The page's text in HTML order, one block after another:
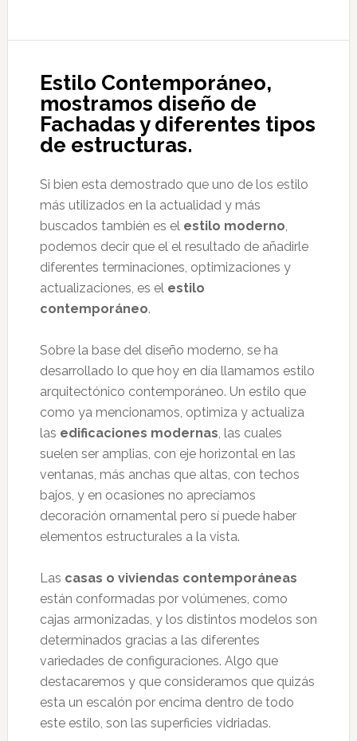
Estilo Contemporáneo,
mostramos diseño de
Fachadas y diferentes tipos
de estructuras.
Si bien esta demostrado que uno de los estilo
más utilizados en la actualidad y más
buscados también es el estilo moderno
podemos decir que el el resultado de añadirle
diferentes terminaciones, optimizaciones y
actualizaciones, es el estilo
contemporáneo.
Sobre la base del diseño moderno, se ha
desarrollado lo que hoy en día llamamos estilo
arquitectónico contemporáneo. Un estilo que
como ya mencionamos, optimiza y actualiza
las edificaciones modernas , las cuales
suelen ser amplias, con eje horizontal en las
ventanas, más anchas que altas, con techos
bajos, y en ocasiones no apreciamos
decoración ornamental pero sí puede haber
elementos estructurales a la vista.
Las casas o viviendas contemporáneas
están conformadas por volúmenes, como
cajas armonizadas, y los distintos modelos son
determinados gracias a las diferentes
variedades de configuraciones. Algo que
destacaremos y que consideramos que quizás
esta un escalón por encima dentro de todo
este estilo, son las superficies vidriadas.